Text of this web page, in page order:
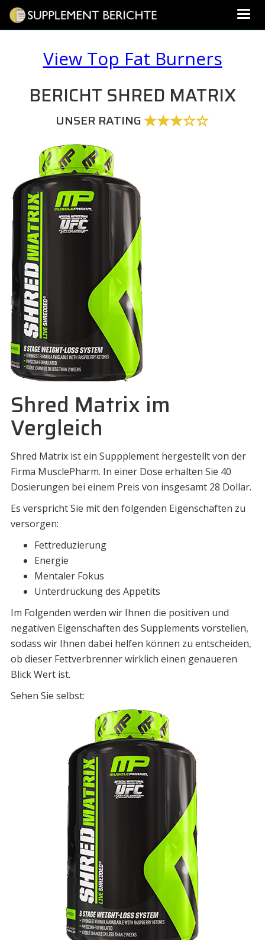
View Top Fat Burners
BERICHT SHRED MATRIX
UNSER RATING
Shred Matrix im
Vergleich
Shred Matrix ist ein Suppplement hergestellt von der
Firma MusclePharm. In einer Dose erhalten Sie 40
Dosierungen bei einem Preis von insgesamt 28 Dollar.
Es verspricht Sie mit den folgenden Eigenschaften zu
versorgen:
Fettreduzierung
Energie
Mentaler Fokus
Unterdrückung des Appetits
Im Folgenden werden wir Ihnen die positiven und
negativen Eigenschaften des Supplements vorstellen,
sodass wir Ihnen dabei helfen können zu entscheiden,
ob dieser Fettverbrenner wirklich einen genaueren
Blick Wert ist.
Sehen Sie selbst: